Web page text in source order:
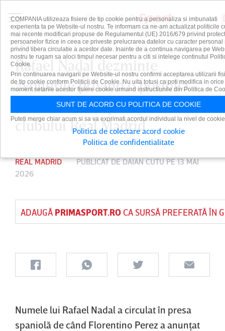
Rafael Nadal dezminte
zvonurile privind o posibilă
candidatură la preşedinţia
clubului Real Madrid
REAL MADRID PUBLICAT DEDAIAN CUTUPE 13 MAI
2026
ADAUGĂ PRIMASPORT.ROCA SURSĂ PREFERATĂ ÎN
Numele lui Rafael Nadal a circulat în presa
spaniolă de când Florentino Perez a anunţat
COMPANIA utilizeaza fisiere de tip cookie pentru a personaliza si imbunatati
experienta ta pe Website-ul nostru. Te informam ca ne-am actualizat politicile
mai recente modificari propuse de Regulamentul (UE) 2016/679 privind
persoanelor fizice in ceea ce priveste prelucrarea datelor cu caracter personal
privind libera circulatie a acestor date. Inainte de a continua navigarea pe
nostru te rugam sa aloci timpul necesar pentru a citi si intelege continutul
Cookie.
Prin continuarea navigarii pe Website-ul nostru confirmi acceptarea utilizarii
de tip cookie conform Politicii de Cookie. Nu uita totusi ca poti modifica in orice
moment setarile acestor fisiere cookie urmand instructiunile din Politica de
SUNT DE ACORD CU POLITICA DE COOKIE
Puteti merge chiar acum si sa va exprimati acordul individual la nivel de
Politica de colectare acord cookie
Politica de confidentialitate